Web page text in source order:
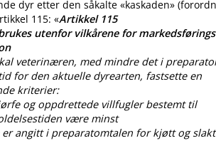
dyr etter den såkalte «kaskaden»
115: «Artikkel 115
utenfor vilkårene for
veterinæren, med mindre det i
for den aktuelle dyrearten, fastsette en
kriterier:
og oppdrettede villfugler bestemt til
være minst
angitt i preparatomtalen for kjøtt og